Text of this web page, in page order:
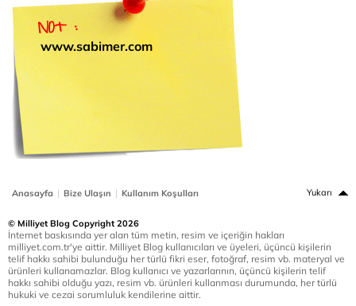
www.sabimer.com
Anasayfa | Bize Ulaşın | Kullanım Koşulları Yukarı
© Milliyet Blog Copyright 2026
İnternet baskısında yer alan tüm metin, resim ve içeriğin hakları
milliyet.com.tr'ye aittir. Milliyet Blog kullanıcıları ve üyeleri, üçüncü kişilerin
telif hakkı sahibi bulunduğu her türlü fikri eser, fotoğraf, resim vb. materyal ve
ürünleri kullanamazlar. Blog kullanıcı ve yazarlarının, üçüncü kişilerin telif
hakkı sahibi olduğu yazı, resim vb. ürünleri kullanması durumunda, her türlü
hukuki ve cezai sorumluluk kendilerine aittir.